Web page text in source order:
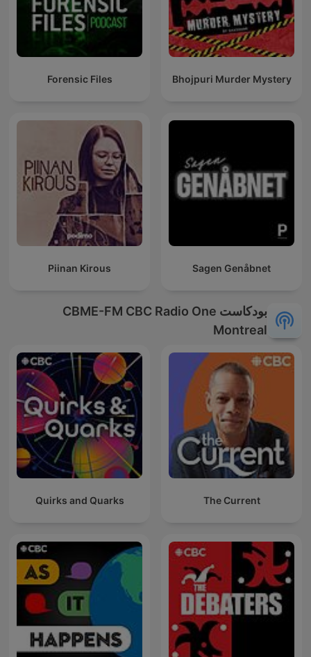
Bhojpuri Murder Mystery
Forensic Files
Sagen Genåbnet
Piinan Kirous
بودكاست CBME-FM CBC Radio One
Montreal
The Current
Quirks and Quarks